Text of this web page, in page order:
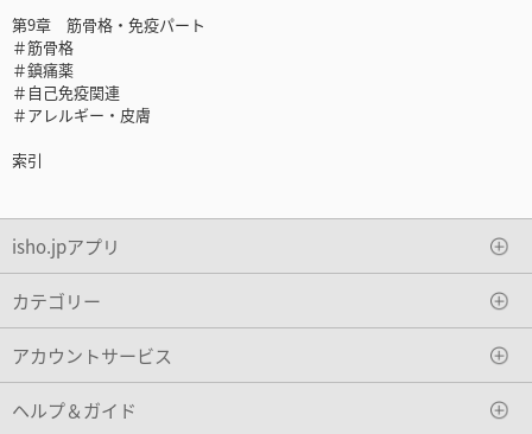
第9章 筋骨格・免疫パート
＃筋骨格
＃鎮痛薬
＃自己免疫関連
＃アレルギー・皮膚
索引
isho.jpアプリ
カテゴリー
アカウントサービス
ヘルプ＆ガイド